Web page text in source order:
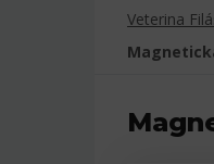
Veterina